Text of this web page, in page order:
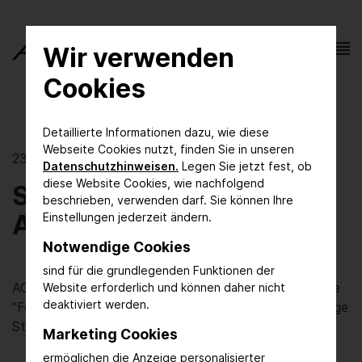
Wir verwenden
Cookies
Detaillierte Informationen dazu, wie diese
Webseite Cookies nutzt, finden Sie in unseren
Datenschutzhinweisen. Legen Sie jetzt fest, ob
diese Website Cookies, wie nachfolgend
beschrieben, verwenden darf. Sie können Ihre
Einstellungen jederzeit ändern.
Notwendige Cookies
sind für die grundlegenden Funktionen der
Website erforderlich und können daher nicht
deaktiviert werden.
Marketing Cookies
ermöglichen die Anzeige personalisierter
23.07.2020 | Menschen
Start-Ups auf der
ACHEMA
ACHEMA 2022 bietet innerhalb der Ausstellungsgruppe
"Forschung und Innovation" in Halle 6.2 eine erstklassige
Start-up Area mit
Innovation Pitches